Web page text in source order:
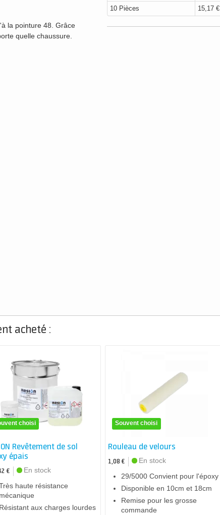
la pointure 48. Grâce
quelle chaussure.
10 Pièces
15,17 €
acheté :
choisi
Revêtement de sol
épais
€
En stock
haute résistance
mécanique
Résistant aux charges lourdes
Souvent choisi
Rouleau de velours
1,08 €
En stock
29/5000 Convient pour l'époxy
Disponible en 10cm et 18cm
Remise pour les grosse
commande